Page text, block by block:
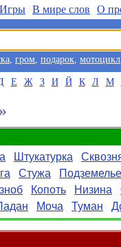
Игры В мире слов О
, гром, подарок, мотоцикл
Е Ж З И Й К Л М
Штукатурка
Стужа Подземелье
Копоть Низина
Моча Туман